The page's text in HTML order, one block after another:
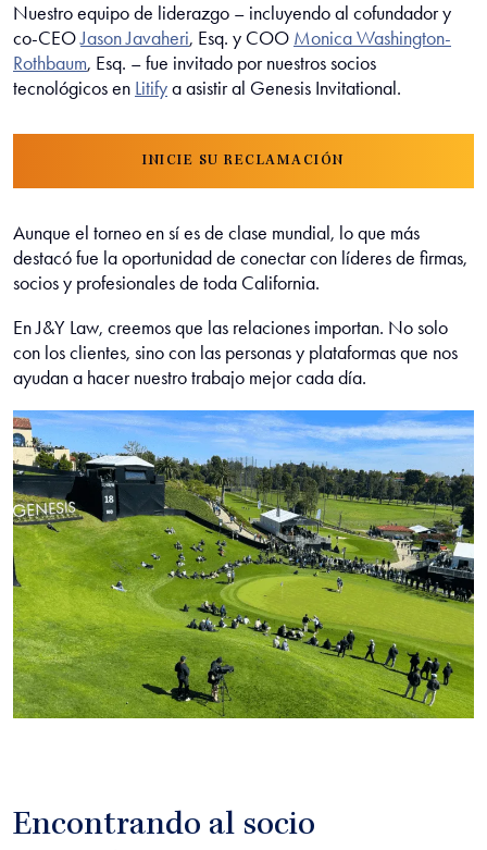
Nuestro equipo de liderazgo – incluyendo al cofundador y
co-CEOJason Javaheri, Esq. y COO Monica Washington-
Rothbaum, Esq. – fue invitado por nuestros socios
tecnológicos en Litifya asistir al Genesis Invitational.
INICIE SU RECLAMACIÓN
Aunque el torneo en sí es de clase mundial, lo que más
destacó fue la oportunidad de conectar con líderes de firmas,
socios y profesionales de toda California.
En J&Y Law, creemos que las relaciones importan. No solo
con los clientes, sino con las personas y plataformas que nos
ayudan a hacer nuestro trabajo mejor cada día.
Encontrando al socio